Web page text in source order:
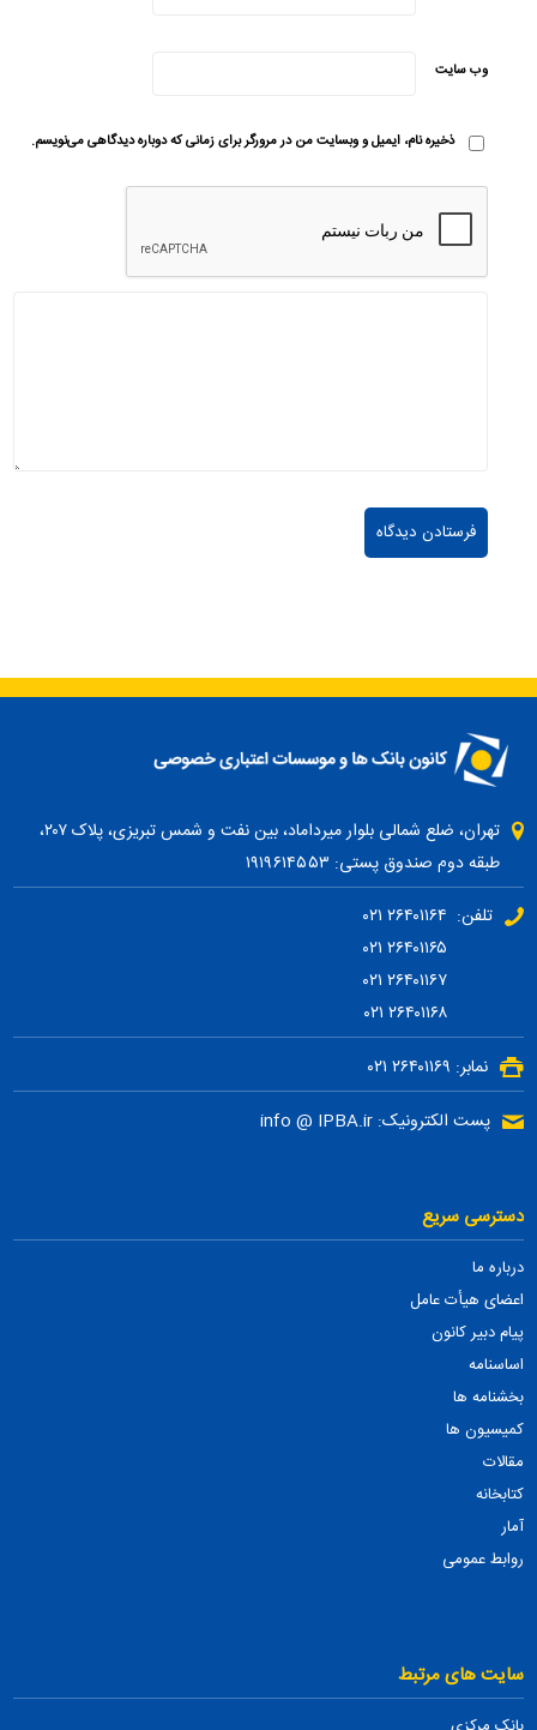
وب‌ سایت
ذخیره نام، ایمیل و وبسایت من در مرورگر برای زمانی که دوباره دیدگاهی می‌نویسم.
تهران، ضلع شمالی بلوار میرداماد، بین نفت و شمس تبریزی، پلاک ۲۰۷،
طبقه دوم صندوق پستی: ۱۹۱۹۶۱۴۵۵۳
تلفن: ۲۶۴۰۱۱۶۴ ۰۲۱
۲۶۴۰۱۱۶۷ ۰۲۱
۲۶۴۰۱۱۶۸ ۰۲۱
نمابر: ۲۶۴۰۱۱۶۹ ۰۲۱
پست الکترونیک: info @ IPBA.ir
دسترسی سریع
درباره ما
اعضای هیأت عامل
پیام دبیر کانون
اساسنامه
بخشنامه ها
کمیسیون ها
مقالات
کتابخانه
آمار
روابط عمومی
سایت های مرتبط